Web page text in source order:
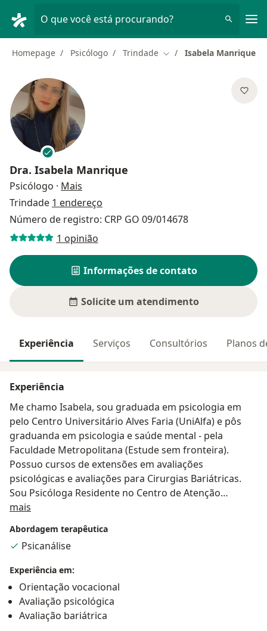
O que você está procurando?
Homepage Psicólogo Trindade Mudar de cidade
Isabela Manrique
Dra. Isabela Manrique
Psicólogo · Mais
Trindade 1 endereço
Número de registro: CRP GO 09/014678
1 opinião
Informações de contato
Solicite um atendimento
Experiência Serviços Consultórios Planos
Experiência
Me chamo Isabela, sou graduada em psicologia em
pelo Centro Universitário Alves Faria (UniAlfa) e pôs
graduanda em psicologia e saúde mental - pela
Faculdade Metropolitana (Estude sem fronteira).
Possuo cursos de extensões em avaliações
psicológicas e avaliações para Cirurgias Bariátricas.
Sou Psicóloga Residente no Centro de Atenção
Psicossocial Álcool e Drogas (CAPS AD) Renascer -
Trindade, a dois anos. Tendo como abordagem
norteadora a psicanalise, realizo atendimentos clínicos
com crianças, adolescentes e adultos, nas
modalidades presenciais e online. Estou a disposição.
mais
Abordagem terapêutica
Psicanálise
Experiência em:
Orientação vocacional
Avaliação psicológica
Avaliação bariátrica